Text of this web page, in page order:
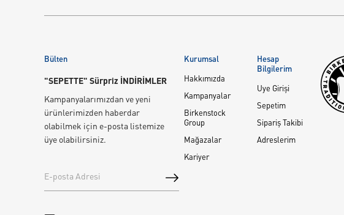
Bülten
"SEPETTE" Sürpriz İNDİRİMLER
Kampanyalarımızdan ve yeni
ürünlerimizden haberdar
olabilmek için e-posta listemize
üye olabilirsiniz.
Kurumsal
Hakkımızda
Kampanyalar
Birkenstock
Group
Mağazalar
Kariyer
Hesap
Bilgilerim
Üye Girişi
Sepetim
Sipariş Takibi
Adreslerim